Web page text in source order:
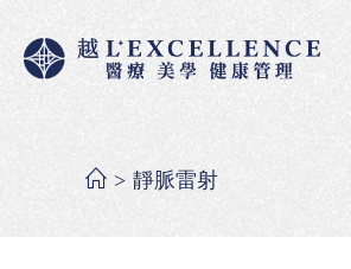
> 靜脈雷射